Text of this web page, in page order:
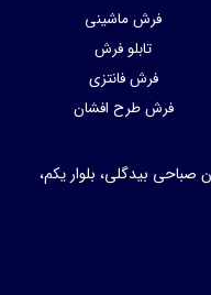
فرش ماشینی
تابلو فرش
فرش فانتزی
فرش طرح افشان
بیدگلی، بلوار یکم،